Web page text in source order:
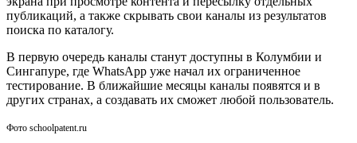
публикаций, а также скрывать свои каналы из результатов
поиска по каталогу.
В первую очередь каналы станут доступны в Колумбии и
Сингапуре, где WhatsApp уже начал их ограниченное
тестирование. В ближайшие месяцы каналы появятся и в
других странах, а создавать их сможет любой пользователь.
Фото schoolpatent.ru